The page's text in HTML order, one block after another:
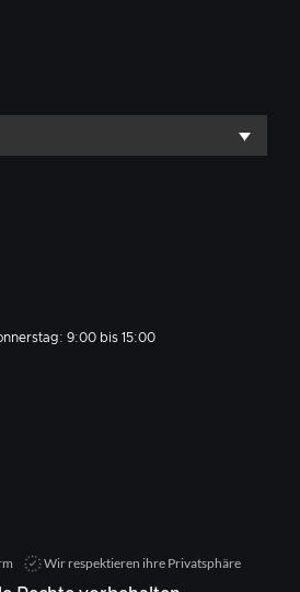
9:00 bis 15:00
Wir respektieren ihre Privatsphäre